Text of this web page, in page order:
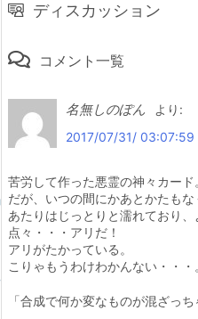
ディスカッション
コメント一覧
名無しのぽん
より:
2017/07/31/ 03:07:59
苦労して作った悪霊の神々カード
だが、いつの間にかあとかたもな
あたりはじっとりと濡れており
点々・・・アリだ！
アリがたかっている。
こりゃもうわけわかんない・・・
「合成で何か変なものが混ざっち